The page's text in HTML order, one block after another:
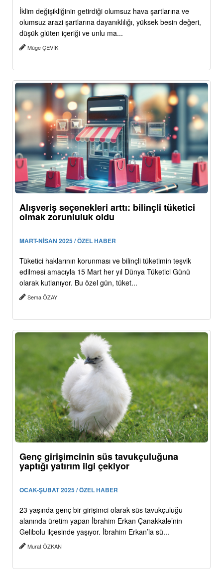
İklim değişikliğinin getirdiği olumsuz hava şartlarına ve
olumsuz arazi şartlarına dayanıklılığı, yüksek besin değeri,
düşük glüten içeriği ve unlu ma...
Müge ÇEVİK
Alışveriş seçenekleri arttı: bilinçli tüketici
olmak zorunluluk oldu
MART-NİSAN 2025 / ÖZEL HABER
Tüketici haklarının korunması ve bilinçli tüketimin teşvik
edilmesi amacıyla 15 Mart her yıl Dünya Tüketici Günü
olarak kutlanıyor. Bu özel gün, tüket...
Sema ÖZAY
Genç girişimcinin süs tavukçuluğuna
yaptığı yatırım ilgi çekiyor
OCAK-ŞUBAT 2025 / ÖZEL HABER
23 yaşında genç bir girişimci olarak süs tavukçuluğu
alanında üretim yapan İbrahim Erkan Çanakkale’nin
Gelibolu ilçesinde yaşıyor. İbrahim Erkan’la sü...
Murat ÖZKAN